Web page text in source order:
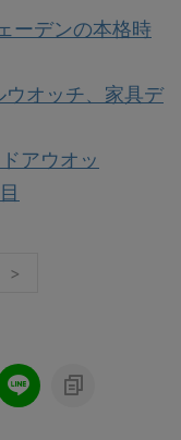
ーデンの本格時
オッチ、家具デ
アウオッ
>